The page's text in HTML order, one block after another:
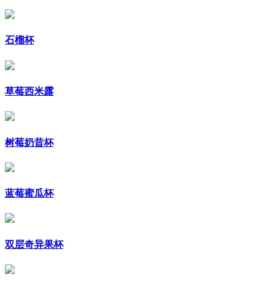
石榴杯
草莓西米露
树莓奶昔杯
蓝莓蜜瓜杯
双层奇异果杯